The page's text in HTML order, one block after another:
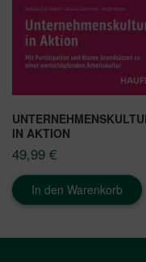
IN AKTION
49,99 €
In den Warenkorb